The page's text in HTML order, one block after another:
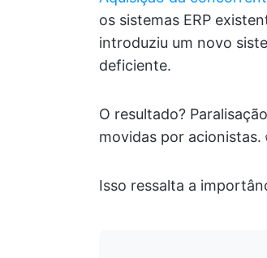
os sistemas ERP
introduziu um novo
deficiente.
O resultado?
movidas por acionistas.
Isso ressalta a